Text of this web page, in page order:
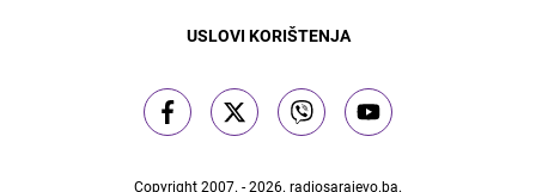
USLOVI KORIŠTENJA
Copyright 2007. - 2026. radiosarajevo.ba.